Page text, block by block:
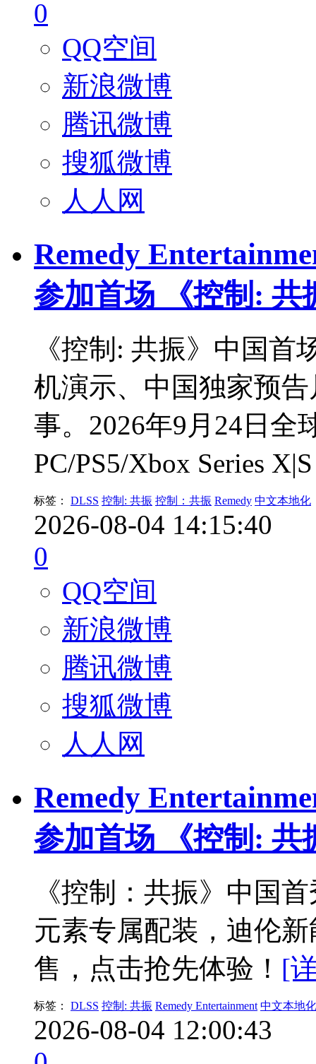
0
QQ空间
新浪微博
腾讯微博
搜狐微博
人人网
Remedy
参加首场 《控制: 共
《控制: 共振》中国
机演示、中国独家预
事。2026年9月24日全
PC/PS5/Xbox Series
标签： DLSS 控制: 共振 控制：共振 Remedy 中文本地化
2026-08-04 14:15:40
0
QQ空间
新浪微博
腾讯微博
搜狐微博
人人网
Remedy
参加首场 《控制: 共
《控制：共振》中国
元素专属配装，迪伦
售，点击抢先体验！ [
标签： DLSS 控制: 共振 Remedy Entertainment 中文本地化
2026-08-04 12:00:43